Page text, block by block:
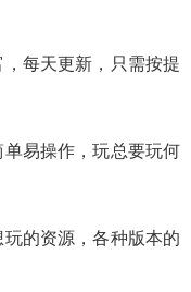
每天更新，只需按提
易操作，玩总要玩何
的资源，各种版本的